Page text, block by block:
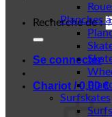
Recherche de :
Se connecter
Chariot /0,00€
Planches
Surfskates